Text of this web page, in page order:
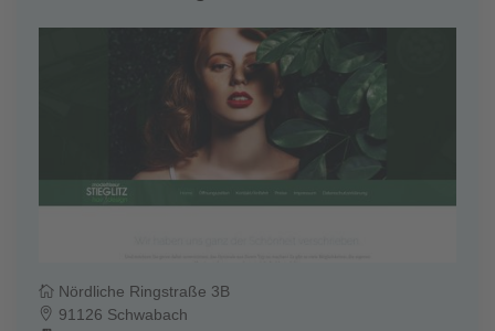
Nördliche Ringstraße 3B
91126 Schwabach